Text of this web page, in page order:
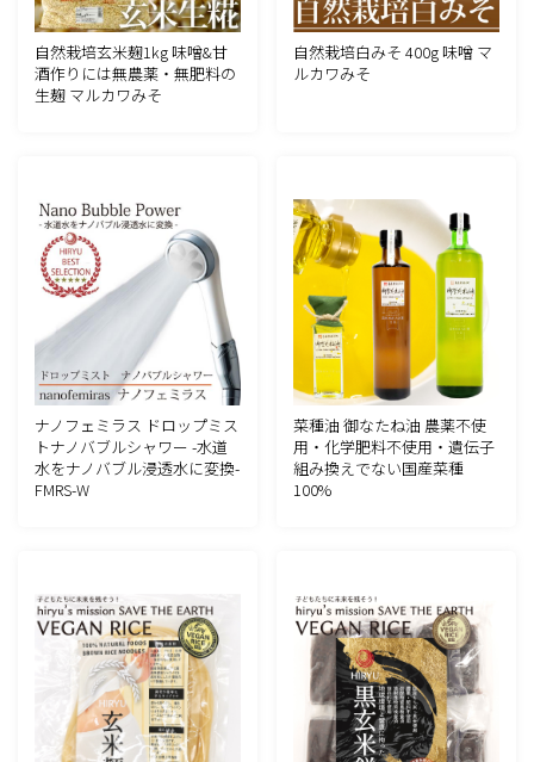
自然栽培玄米麹1kg 味噌&甘
酒作りには無農薬・無肥料の
生麹 マルカワみそ
自然栽培白みそ 400g 味噌 マ
ルカワみそ
ナノフェミラス ドロップミス
トナノバブルシャワー -水道
水をナノバブル浸透水に変換-
FMRS-W
菜種油 御なたね油 農薬不使
用・化学肥料不使用・遺伝子
組み換えでない国産菜種
100%